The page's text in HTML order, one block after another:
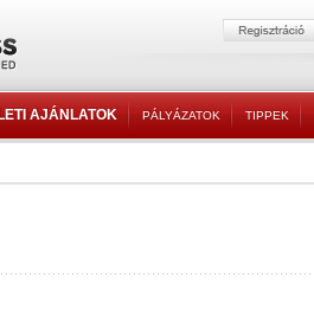
AJÁNLATOK PÁLYÁZATOK TIPPEK